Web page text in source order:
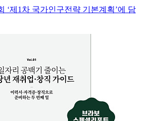
‘제1차 국가인구전략 기본계획’에 담